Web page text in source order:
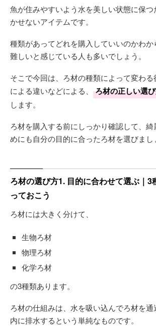
魚が住みやすいよう水を美しい状態に保つ
かせないアイテムです。
種類があってどれを購入していいのかわ
難しいと感じている人も多いでしょう。
そこで今回は、ろ材の種類によって変わ
による違いなどによる、
ろ材の正しい選
します。
ろ材を購入する前にしっかり確認して、
めにも自分の目的に合ったろ材を選びまし
ろ材の選び方1. 目的に合わせて選ぶ｜3
っておこう
ろ材には大きく分けて、
生物ろ材
物理ろ材
化学ろ材
の3種類あります。
ろ材の仕組みは、水を吸い込んでろ材を
内に排水するという単純なものです。